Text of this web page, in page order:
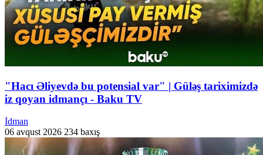
"Hacı Əliyevdə bu potensial var" | Güləş tariximizdə
iz qoyan idmançı - Baku TV
İdman
06 avqust 2026 234 baxış